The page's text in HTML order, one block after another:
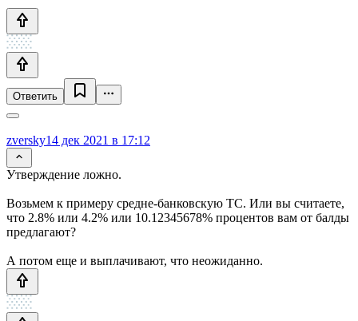
Ответить
zversky14 дек 2021 в 17:12
Утверждение ложно.
Возьмем к примеру средне-банковскую ТС. Или вы считаете,
что 2.8% или 4.2% или 10.12345678% процентов вам от балды
предлагают?
А потом еще и выплачивают, что неожиданно.